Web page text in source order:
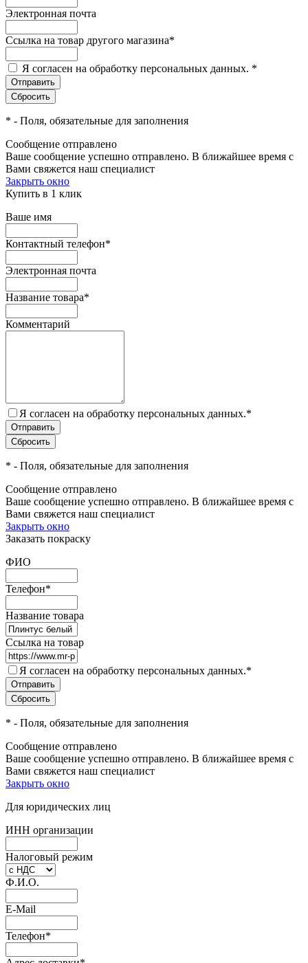
Электронная почта
Ссылка на товар другого магазина*
Я согласен на обработку персональных данных. *
* - Поля, обязательные для заполнения
Сообщение отправлено
Ваше сообщение успешно отправлено. В ближайшее время с
Вами свяжется наш специалист
Закрыть окно
Купить в 1 клик
Ваше имя
Контактный телефон*
Электронная почта
Название товара*
Комментарий
Я согласен на обработку персональных данных.*
* - Поля, обязательные для заполнения
Сообщение отправлено
Ваше сообщение успешно отправлено. В ближайшее время с
Вами свяжется наш специалист
Закрыть окно
Заказать покраску
ФИО
Телефон*
Название товара
Ссылка на товар
Я согласен на обработку персональных данных.*
* - Поля, обязательные для заполнения
Сообщение отправлено
Ваше сообщение успешно отправлено. В ближайшее время с
Вами свяжется наш специалист
Закрыть окно
Для юридических лиц
ИНН организации
Налоговый режим
Ф.И.О.
E-Mail
Телефон*